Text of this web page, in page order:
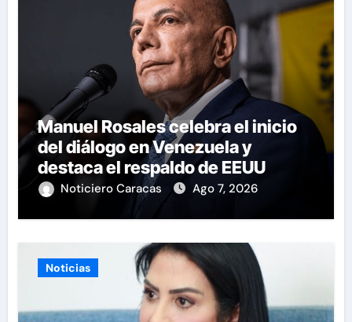
Manuel Rosales celebra el inicio
del diálogo en Venezuela y
destaca el respaldo de EEUU
Noticiero Caracas Ago 7, 2026
Noticias